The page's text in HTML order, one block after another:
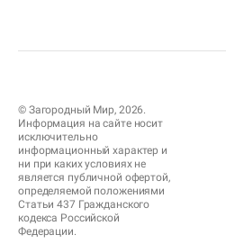
© Загородный Мир, 2026.
Информация на сайте носит
исключительно
информационный характер и
ни при каких условиях не
является публичной офертой,
определяемой положениями
Статьи 437 Гражданского
кодекса Российской
Федерации.